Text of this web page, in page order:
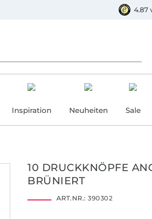
4.87
Inspiration Neuheiten Sale
10 DRUCKKNÖPFE
BRÜNIERT
ART.NR.: 390302
auf Rechnung, Vorkasse